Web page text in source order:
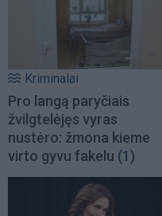
Kriminalai
Pro langą paryčiais
žvilgtelėjęs vyras
nustėro: žmona kieme
virto gyvu fakelu (1)